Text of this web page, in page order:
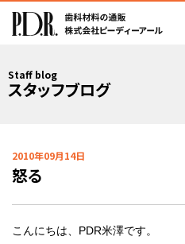
Staff blog
スタッフブログ
2010年09月14日
怒る
こんにちは、PDR米澤です。